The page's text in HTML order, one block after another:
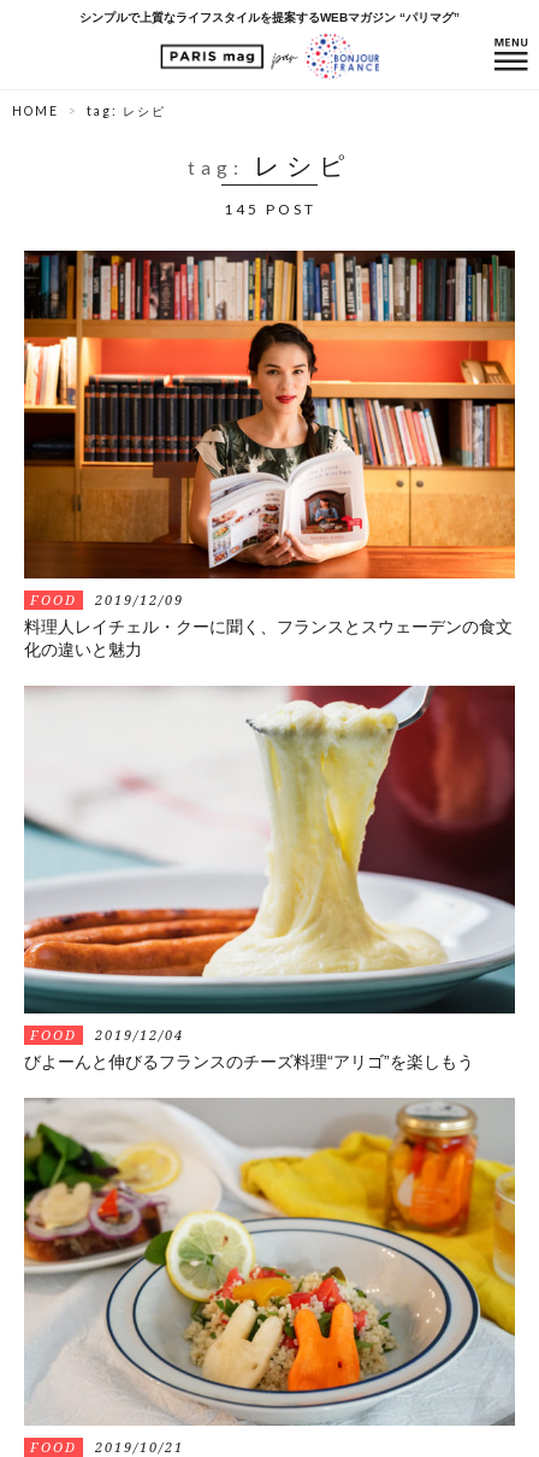
シンプルで上質なライフスタイルを提案するWEBマガジン “パリマグ”
HOME tag: レシピ
tag: レシピ
145 POST
FOOD 2019/12/09
料理人レイチェル・クーに聞く、フランスとスウェーデンの食文
化の違いと魅力
FOOD 2019/12/04
びよーんと伸びるフランスのチーズ料理“アリゴ”を楽しもう
FOOD 2019/10/21